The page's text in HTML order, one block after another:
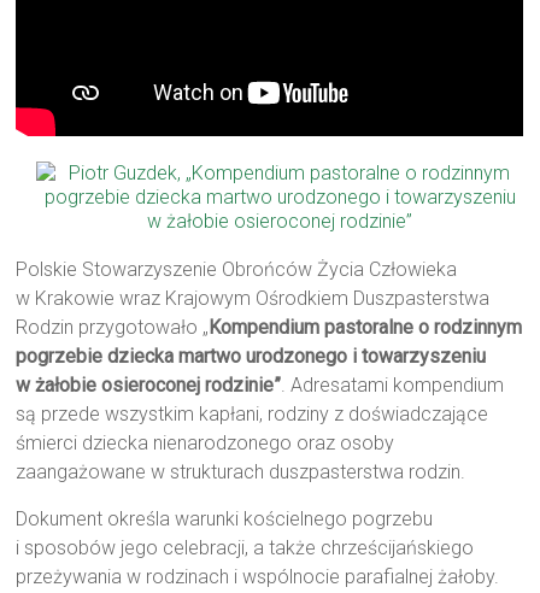
Polskie Stowarzyszenie Obrońców Życia Człowieka
w Krakowie wraz Krajowym Ośrodkiem Duszpasterstwa
Rodzin przygotowało „Kompendium pastoralne o rodzinnym
pogrzebie dziecka martwo urodzonego i towarzyszeniu
w żałobie osieroconej rodzinie”. Adresatami kompendium
są przede wszystkim kapłani, rodziny z doświadczające
śmierci dziecka nienarodzonego oraz osoby
zaangażowane w strukturach duszpasterstwa rodzin.
Dokument określa warunki kościelnego pogrzebu
i sposobów jego celebracji, a także chrześcijańskiego
przeżywania w rodzinach i wspólnocie parafialnej żałoby.